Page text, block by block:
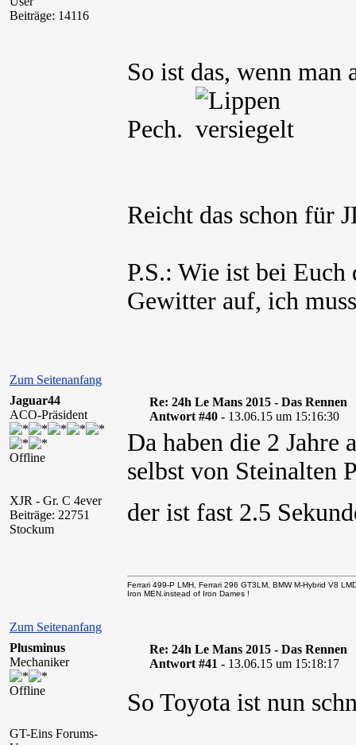
Beiträge: 14116
So ist das, wenn man
Pech.
Reicht das schon für
P.S.: Wie ist bei
Gewitter auf, ich
Zum Seitenanfang
Jaguar44
ACO-Präsident
Offline
XJR - Gr. C 4ever
Beiträge: 22751
Stockum
Re: 24h Le Mans 2015 - Das Rennen
Antwort #40 - 13.06.15 um 15:16:30
Da haben die 2 Jahre
selbst von Steinalten
der ist fast 2.5
Zum Seitenanfang
Ferrari 499-P LMH, Ferrari 296 GT3LM, BMW M-Hybrid V8
Iron MEN.instead of Iron Dames !
Plusminus
Mechaniker
Offline
GT-Eins Forums-
Re: 24h Le Mans 2015 - Das Rennen
Antwort #41 - 13.06.15 um 15:18:17
So Toyota ist nun